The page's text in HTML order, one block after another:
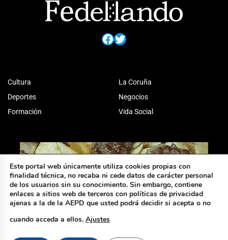
Facebook
Twitter
Cultura
Deportes
Formación
La Coruña
Negocios
Vida Social
Este portal web únicamente utiliza cookies propias con
finalidad técnica, no recaba ni cede datos de carácter personal
de los usuarios sin su conocimiento. Sin embargo, contiene
enlaces a sitios web de terceros con políticas de privacidad
ajenas a la de la AEPD que usted podrá decidir si acepta o no
cuando acceda a ellos. Ajustes